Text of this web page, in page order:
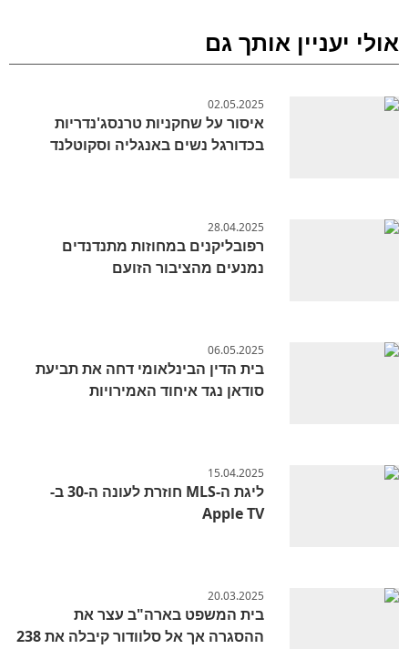
אולי יעניין אותך גם
02.05.2025
איסור על שחקניות טרנסג'נדריות
בכדורגל נשים באנגליה וסקוטלנד
28.04.2025
רפובליקנים במחוזות מתנדנדים
נמנעים מהציבור הזועם
06.05.2025
בית הדין הבינלאומי דחה את תביעת
סודאן נגד איחוד האמירויות
15.04.2025
ליגת ה-MLS חוזרת לעונה ה-30 ב-
Apple TV
20.03.2025
בית המשפט בארה"ב עצר את
ההסגרה אך אל סלוודור קיבלה את 238